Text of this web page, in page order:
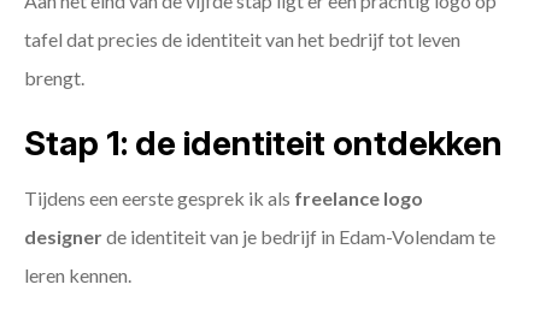
tafel dat precies de identiteit van het bedrijf tot leven
brengt.
Stap 1: de identiteit ontdekken
Tijdens een eerste gesprek ik als freelance logo
designerde identiteit van je bedrijf in Edam-Volendam te
leren kennen.